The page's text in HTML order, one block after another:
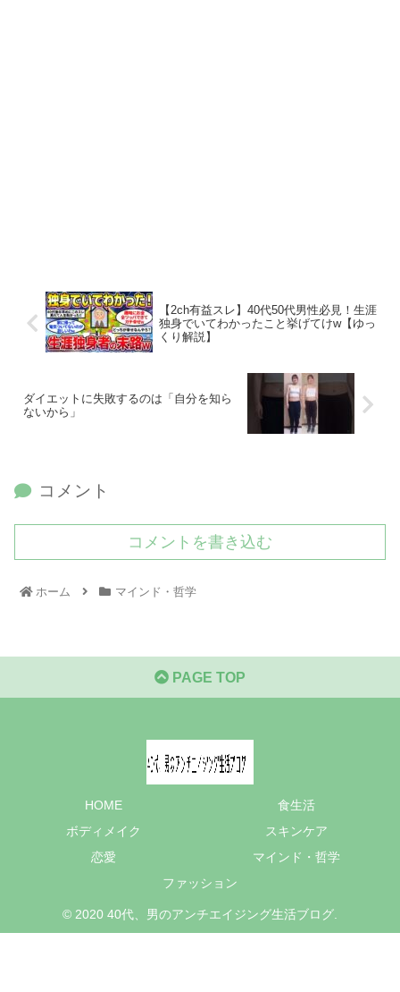
【2ch有益スレ】40代50代男性必見！生涯
独身でいてわかったこと挙げてけw【ゆっ
くり解説】
ダイエットに失敗するのは「自分を知ら
ないから」
コメント
コメントを書き込む
ホーム マインド・哲学
PAGE TOP
HOME
食生活
ボディメイク
スキンケア
恋愛
マインド・哲学
ファッション
© 2020 40代、男のアンチエイジング生活ブログ.